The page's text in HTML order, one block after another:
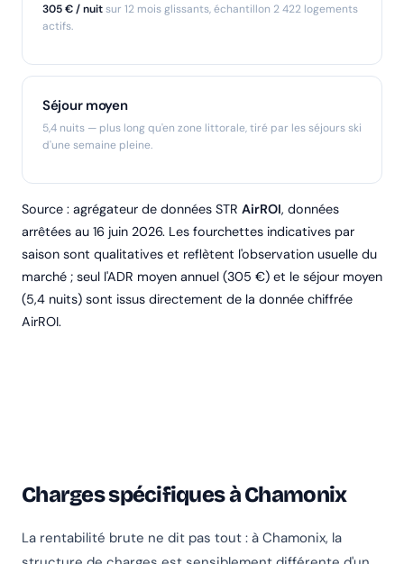
305 € / nuitsur 12 mois glissants, échantillon 2 422 logements
actifs.
Séjour moyen
5,4 nuits — plus long qu'en zone littorale, tiré par les séjours ski
d'une semaine pleine.
Source : agrégateur de données STR AirROI, données
arrêtées au 16 juin 2026. Les fourchettes indicatives par
saison sont qualitatives et reflètent l'observation usuelle du
marché ; seul l'ADR moyen annuel (305 €) et le séjour moyen
(5,4 nuits) sont issus directement de la donnée chiffrée
AirROI.
Charges spécifiques à Chamonix
La rentabilité brute ne dit pas tout : à Chamonix, la